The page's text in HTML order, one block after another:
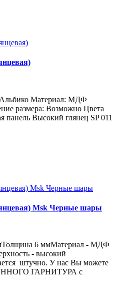
Альбико Материал: МДФ
размера: Возможно Цвета
Высокий глянец SP 011
Msk Черные шары
6 ммМатериал - МДФ
- высокий
штучно. У нас Вы можете
ГАРНИТУРА с